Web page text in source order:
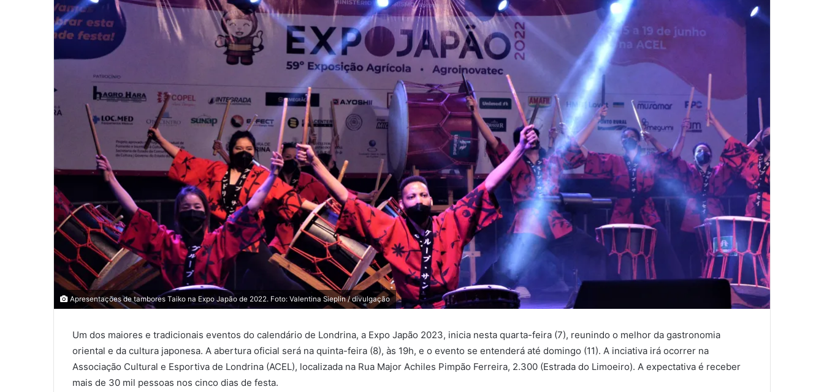
Apresentações de tambores Taiko na Expo Japão de 2022. Foto: Valentina Sieplin / divulgação
Um dos maiores e tradicionais eventos do calendário de Londrina, a Expo Japão 2023, inicia nesta quarta-feira (7), reunindo o melhor da gastronomia
oriental e da cultura japonesa. A abertura oficial será na quinta-feira (8), às 19h, e o evento se entenderá até domingo (11). A inciativa irá ocorrer na
Associação Cultural e Esportiva de Londrina (ACEL), localizada na Rua Major Achiles Pimpão Ferreira, 2.300 (Estrada do Limoeiro). A expectativa é receber
mais de 30 mil pessoas nos cinco dias de festa.
COMPARTILHAMENTOS